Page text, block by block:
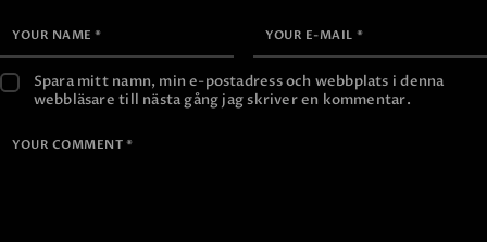
Spara mitt namn, min e-postadress och webbplats i denna
webbläsare till nästa gång jag skriver en kommentar.